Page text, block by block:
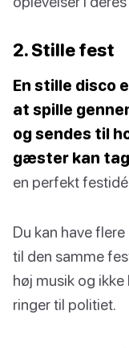
2. Stille fest
En stille disco
at spille
og sendes til
gæster kan
en perfekt
Du kan have
til den samme
høj musik og
ringer til politiet.